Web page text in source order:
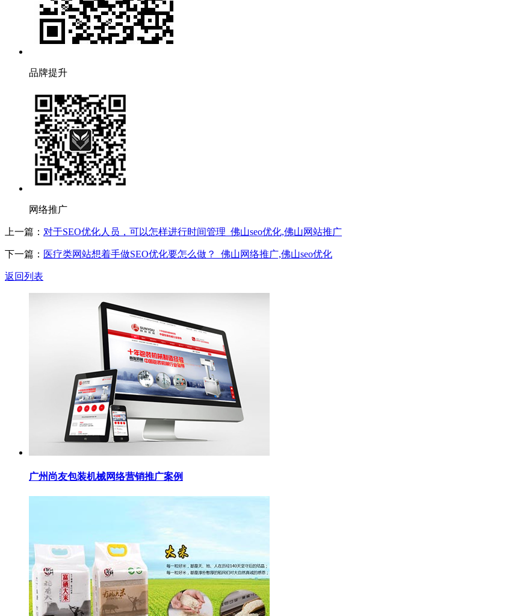
品牌提升
网络推广
上一篇： 对于SEO优化人员，可以怎样进行时间管理_佛山seo优化,佛山网站推广
下一篇： 医疗类网站想着手做SEO优化要怎么做？_佛山网络推广,佛山seo优化
返回列表
广州尚友包装机械网络营销推广案例